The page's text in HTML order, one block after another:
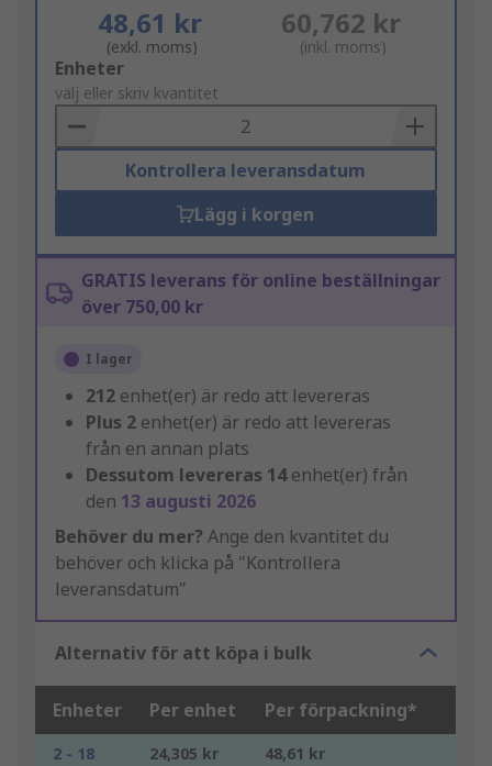
48,61 kr
(exkl. moms)
60,762 kr
(inkl. moms)
Add
to
Basket
Enheter
välj eller skriv kvantitet
Kontrollera leveransdatum
Lägg i korgen
GRATIS leverans för online beställningar
över 750,00 kr
I lager
212 enhet(er) är redo att levereras
Plus 2 enhet(er) är redo att levereras
från en annan plats
Dessutom levereras 14enhet(er) från
den 13 augusti 2026
Behöver du mer? Ange den kvantitet du
behöver och klicka på "Kontrollera
leveransdatum"
Alternativ för att köpa i bulk
Enheter Per enhet Per förpackning*
2 - 18 24,305 kr
48,61 kr